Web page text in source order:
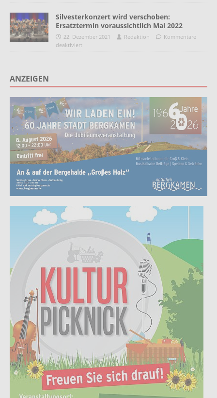
Silvesterkonzert wird verschoben:
Ersatztermin voraussichtlich Mai 2022
22. Dezember 2021 Redaktion
Kommentare
deaktiviert
ANZEIGEN